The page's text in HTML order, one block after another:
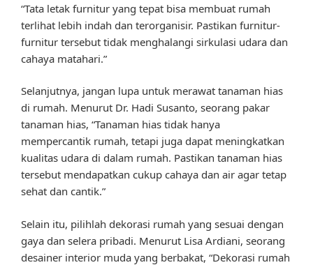
“Tata letak furnitur yang tepat bisa membuat rumah
terlihat lebih indah dan terorganisir. Pastikan furnitur-
furnitur tersebut tidak menghalangi sirkulasi udara dan
cahaya matahari.”
Selanjutnya, jangan lupa untuk merawat tanaman hias
di rumah. Menurut Dr. Hadi Susanto, seorang pakar
tanaman hias, “Tanaman hias tidak hanya
mempercantik rumah, tetapi juga dapat meningkatkan
kualitas udara di dalam rumah. Pastikan tanaman hias
tersebut mendapatkan cukup cahaya dan air agar tetap
sehat dan cantik.”
Selain itu, pilihlah dekorasi rumah yang sesuai dengan
gaya dan selera pribadi. Menurut Lisa Ardiani, seorang
desainer interior muda yang berbakat, “Dekorasi rumah